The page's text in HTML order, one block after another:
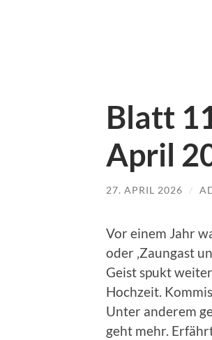
Blatt
April
27. APRIL 2026 /
Vor einem Jahr
oder ‚Zaungast
Geist spukt
Hochzeit.
Unter anderem
geht mehr.